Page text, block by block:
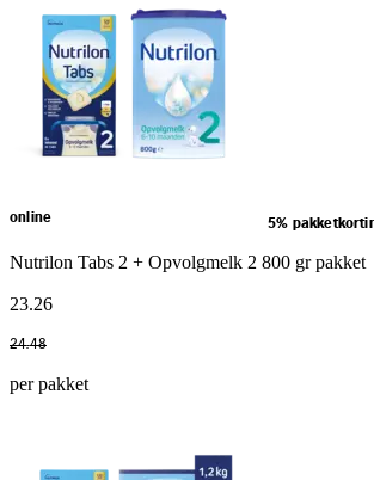
online 5%
Nutrilon Tabs 2 + Opvolgmelk 2 800 gr pakket
23.26
24.48
per pakket